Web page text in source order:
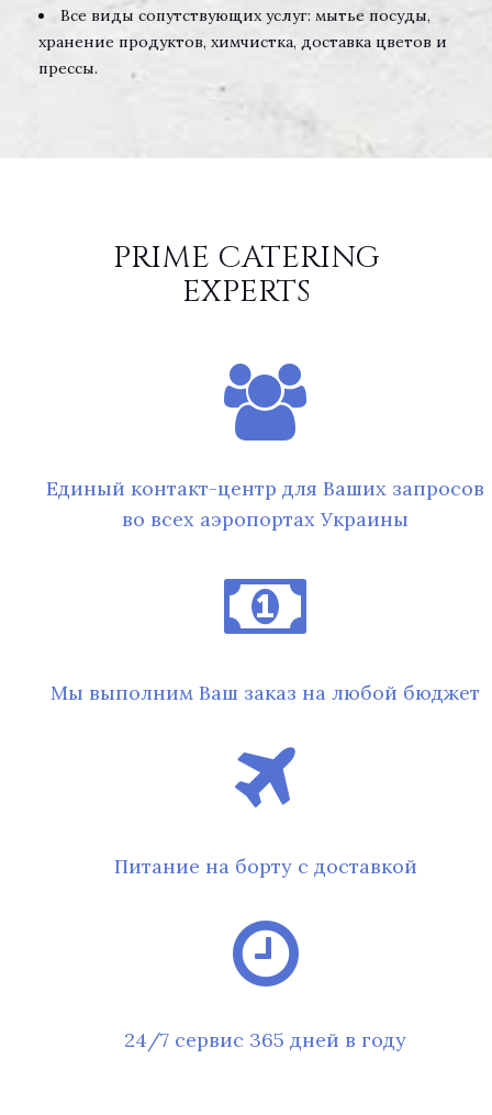
Все виды сопутствующих услуг: мытье посуды,
хранение продуктов, химчистка, доставка цветов и
прессы.
PRIME CATERING
EXPERTS
Единый контакт-центр для Ваших запросов
во всех аэропортах Украины
Мы выполним Ваш заказ на любой бюджет
Питание на борту с доставкой
24/7 сервис 365 дней в году